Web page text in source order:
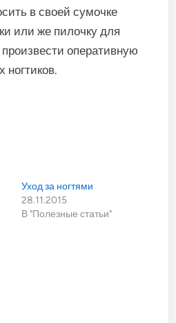
в своей сумочке
или же пилочку для
произвести оперативную
ногтиков.
Уход за ногтями
28.11.2015
В "Полезные статьи"